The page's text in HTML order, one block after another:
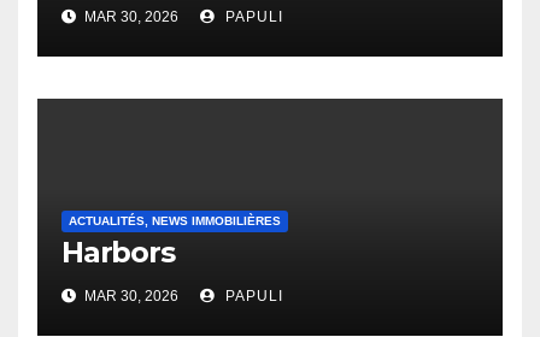
MAR 30, 2026 PAPULI
ACTUALITÉS, NEWS IMMOBILIÈRES
Harbors
MAR 30, 2026 PAPULI